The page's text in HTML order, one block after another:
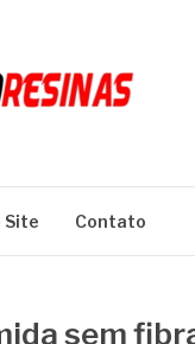
Site Contato
sem